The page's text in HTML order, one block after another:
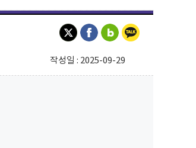
작성일 : 2025-09-29